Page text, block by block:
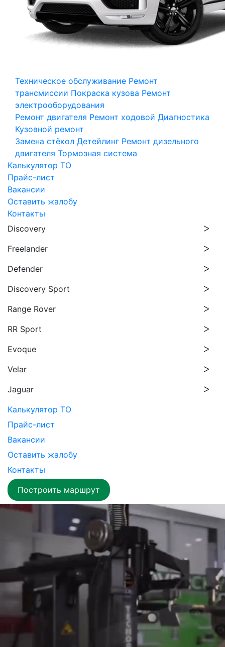
Техническое обслуживание Ремонт
трансмиссии Покраска кузова Ремонт
электрооборудования
Ремонт двигателя Ремонт ходовой Диагностика
Кузовной ремонт
Замена стёкол Детейлинг Ремонт дизельного
двигателя Тормозная система
Калькулятор ТО
Прайс-лист
Вакансии
Оставить жалобу
Контакты
Discovery
Freelander
Defender
Discovery Sport
Range Rover
RR Sport
Evoque
Velar
Jaguar
Калькулятор ТО
Прайс-лист
Вакансии
Оставить жалобу
Контакты
Построить маршрут